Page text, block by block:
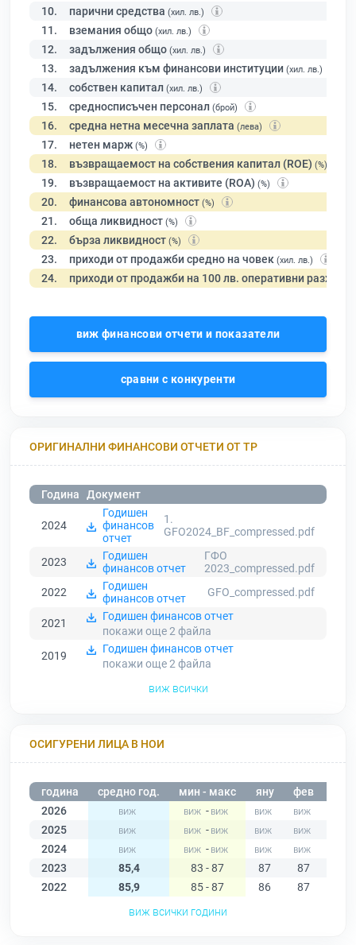
10. парични средства (хил. лв.)
11. вземания общо (хил. лв.)
12. задължения общо (хил. лв.)
13. задължения към финансови институции (хил. лв.)
14. собствен капитал (хил. лв.)
15. средносписъчен персонал (брой)
16. средна нетна месечна заплата (лева)
17. нетен марж (%)
18. възвращаемост на собствения капитал (ROE) (%)
19. възвращаемост на активите (ROA) (%)
20. финансова автономност (%)
21. обща ликвидност (%)
22. бърза ликвидност (%)
23. приходи от продажби средно на човек (хил. лв.)
24. приходи от продажби на 100 лв. оперативни разходи
виж финансови отчети и показатели
сравни с конкуренти
ОРИГИНАЛНИ ФИНАНСОВИ ОТЧЕТИ ОТ ТР
Година Документ
2024
Годишен
финансов
отчет
1.
GFO2024_BF_compressed.pdf
2023
Годишен
финансов отчет
ГФО
2023_compressed.pdf
2022
Годишен
финансов отчет
GFO_compressed.pdf
2021
Годишен финансов отчет
покажи още 2файла
2019
Годишен финансов отчет
покажи още 2файла
виж всички
ОСИГУРЕНИ ЛИЦА В НОИ
година средно год. мин - макс яну фев
2026
-
2025
-
2024
-
2023
85,4 83 - 87 87 87
2022
85,9 85 - 87 86 87
виж всички години